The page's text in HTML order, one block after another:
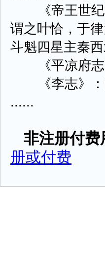
《帝王世纪
谓之叶恰，于
斗魁四星主秦西
《平凉府志
《李志》：
......
非注册付费
册或付费